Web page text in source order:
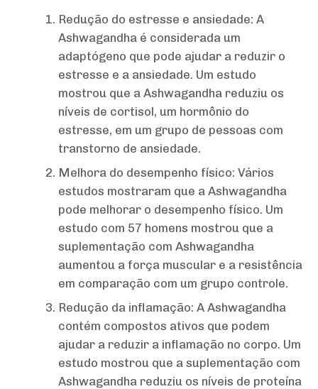
Redução do estresse e ansiedade: A
Ashwagandha é considerada um
adaptógeno que pode ajudar a reduzir o
estresse e a ansiedade. Um estudo
mostrou que a Ashwagandha reduziu os
níveis de cortisol, um hormônio do
estresse, em um grupo de pessoas com
transtorno de ansiedade.
Melhora do desempenho físico: Vários
estudos mostraram que a Ashwagandha
pode melhorar o desempenho físico. Um
estudo com 57 homens mostrou que a
suplementação com Ashwagandha
aumentou a força muscular e a resistência
em comparação com um grupo controle.
Redução da inflamação: A Ashwagandha
contém compostos ativos que podem
ajudar a reduzir a inflamação no corpo. Um
estudo mostrou que a suplementação com
Ashwagandha reduziu os níveis de proteína